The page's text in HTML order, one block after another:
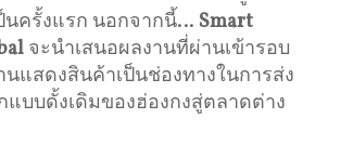
นครั้งแรก นอกจากนี้… Smart
จะนำเสนอผลงานที่ผ่านเข้ารอบ
นแสดงสินค้าเป็นช่องทางในการส่ง
แบบดั้งเดิมของฮ่องกงสู่ตลาดต่าง